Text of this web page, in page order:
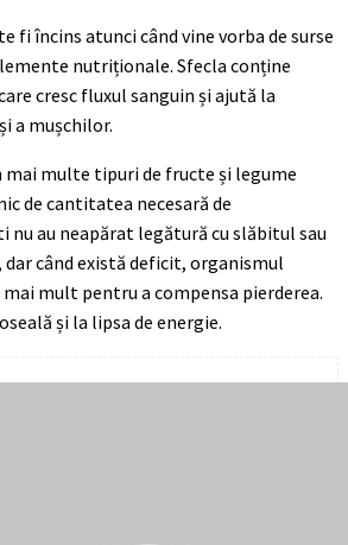
fi încins atunci când vine vorba de surse
nutriționale. Sfecla conține
cresc fluxul sanguin și ajută la
a mușchilor.
mai multe tipuri de fructe și legume
de cantitatea necesară de
nu au neapărat legătură cu slăbitul sau
când există deficit, organismul
mult pentru a compensa pierderea.
și la lipsa de energie.